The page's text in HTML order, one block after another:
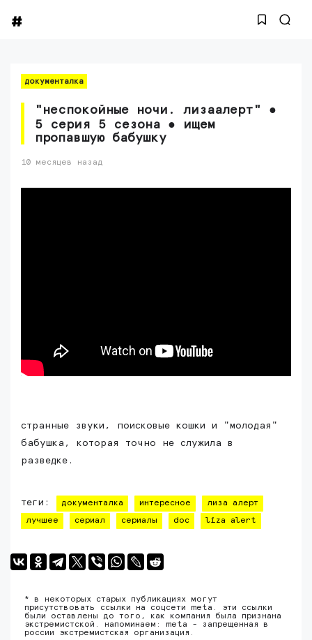
документалка
"неспокойные ночи. лизаалерт" ●
5 серия 5 сезона ● ищем
пропавшую бабушку
10 месяцев назад
странные звуки, поисковые кошки и "молодая"
бабушка, которая точно не служила в
разведке.
теги: документалка интересное лиза алерт
лучшее сериал сериалы doc liza alert
* в некоторых старых публикациях могут
присутствовать ссылки на соцсети meta. эти ссылки
были оставлены до того, как компания была признана
экстремистской. напоминаем: meta - запрещенная в
россии экстремистская организация.